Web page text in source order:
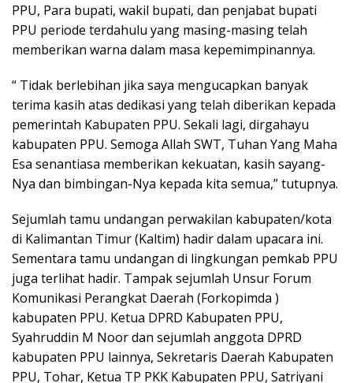
PPU, Para bupati, wakil bupati, dan penjabat bupati
PPU periode terdahulu yang masing-masing telah
memberikan warna dalam masa kepemimpinannya.
“ Tidak berlebihan jika saya mengucapkan banyak
terima kasih atas dedikasi yang telah diberikan kepada
pemerintah Kabupaten PPU. Sekali lagi, dirgahayu
kabupaten PPU. Semoga Allah SWT, Tuhan Yang Maha
Esa senantiasa memberikan kekuatan, kasih sayang-
Nya dan bimbingan-Nya kepada kita semua,” tutupnya.
Sejumlah tamu undangan perwakilan kabupaten/kota
di Kalimantan Timur (Kaltim) hadir dalam upacara ini.
Sementara tamu undangan di lingkungan pemkab PPU
juga terlihat hadir. Tampak sejumlah Unsur Forum
Komunikasi Perangkat Daerah (Forkopimda )
kabupaten PPU. Ketua DPRD Kabupaten PPU,
Syahruddin M Noor dan sejumlah anggota DPRD
kabupaten PPU lainnya, Sekretaris Daerah Kabupaten
PPU, Tohar, Ketua TP PKK Kabupaten PPU, Satriyani